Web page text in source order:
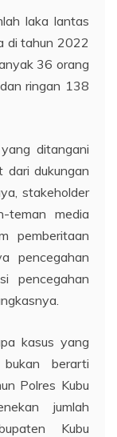
laka lantas
di tahun 2022
36 orang
ringan 138
ditangani
dari dukungan
stakeholder
teman media
pemberitaan
pencegahan
pencegahan
kasus yang
berarti
Polres Kubu
jumlah
Kubu